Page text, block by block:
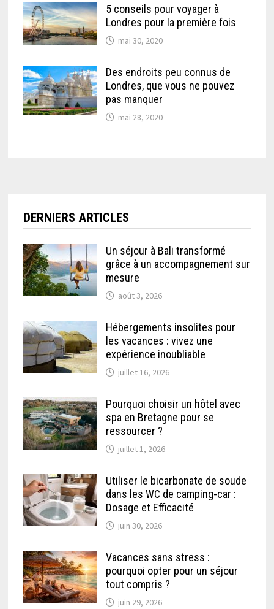
5 conseils pour voyager à
Londres pour la première fois
mai 30, 2020
Des endroits peu connus de
Londres, que vous ne pouvez
pas manquer
mai 28, 2020
DERNIERS ARTICLES
Un séjour à Bali transformé
grâce à un accompagnement sur
mesure
août 3, 2026
Hébergements insolites pour
les vacances : vivez une
expérience inoubliable
juillet 16, 2026
Pourquoi choisir un hôtel avec
spa en Bretagne pour se
ressourcer ?
juillet 1, 2026
Utiliser le bicarbonate de soude
dans les WC de camping-car :
Dosage et Efficacité
juin 30, 2026
Vacances sans stress :
pourquoi opter pour un séjour
tout compris ?
juin 29, 2026